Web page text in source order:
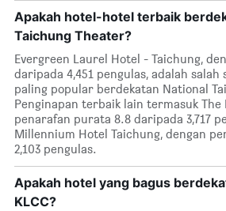
Apakah hotel-hotel terbaik
Taichung Theater?
Evergreen Laurel Hotel - Taichung,
daripada 4,451 pengulas, adalah salah
paling popular berdekatan National
Penginapan terbaik lain termasuk The
penarafan purata 8.8 daripada 3,717
Millennium Hotel Taichung, dengan
2,103 pengulas.
Apakah hotel yang bagus
KLCC?